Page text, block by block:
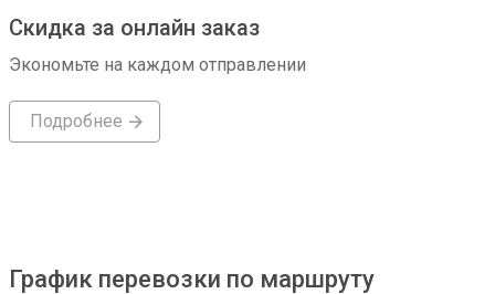
Скидка за онлайн заказ
Экономьте на каждом отправлении
Подробнее
График перевозки по маршруту